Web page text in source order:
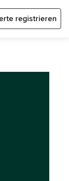
registrieren